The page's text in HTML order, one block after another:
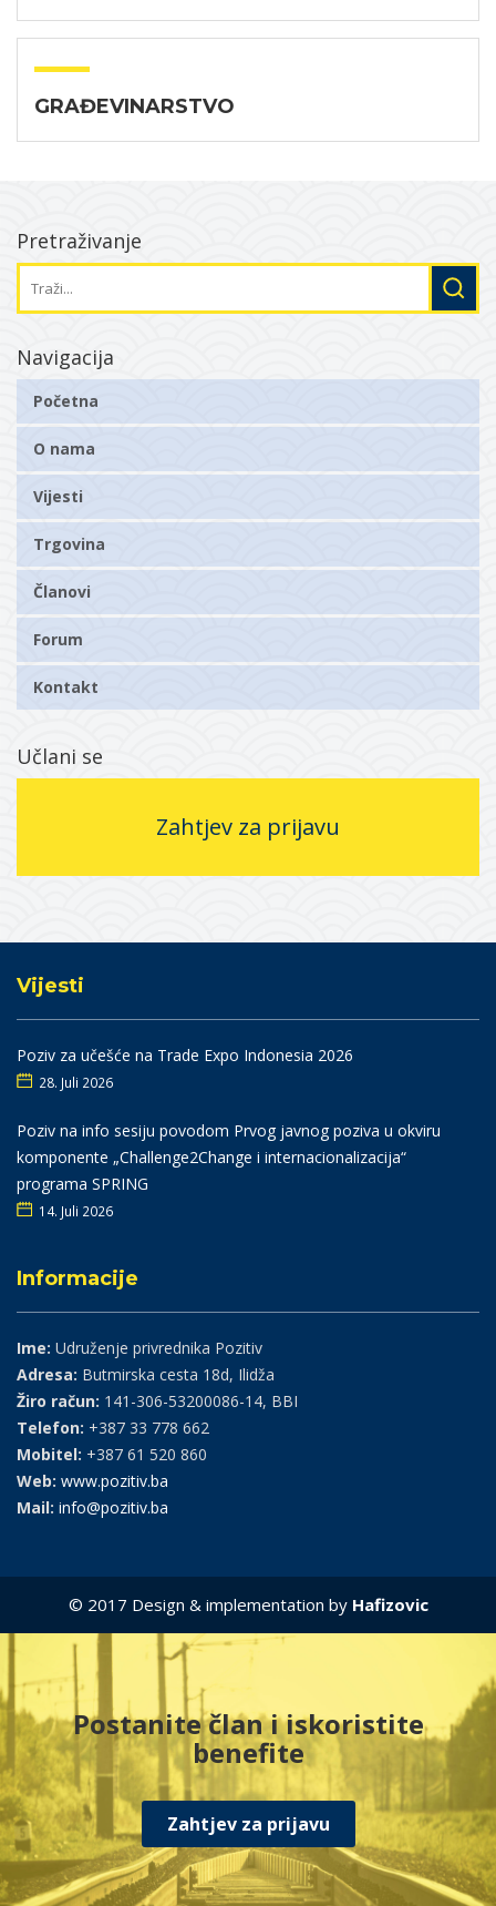
GRAĐEVINARSTVO
Pretraživanje
Navigacija
Početna
O nama
Vijesti
Trgovina
Članovi
Forum
Kontakt
Učlani se
Zahtjev za prijavu
Vijesti
Poziv za učešće na Trade Expo Indonesia 2026
28. Juli 2026
Poziv na info sesiju povodom Prvog javnog poziva u okviru
komponente „Challenge2Change i internacionalizacija“
programa SPRING
14. Juli 2026
Informacije
Ime: Udruženje privrednika Pozitiv
Adresa: Butmirska cesta 18d, Ilidža
Žiro račun: 141-306-53200086-14, BBI
Telefon: +387 33 778 662
Mobitel: +387 61 520 860
Web: www.pozitiv.ba
Mail: info@pozitiv.ba
© 2017 Design & implementation by Hafizovic
Postanite član i iskoristite
benefite
Zahtjev za prijavu